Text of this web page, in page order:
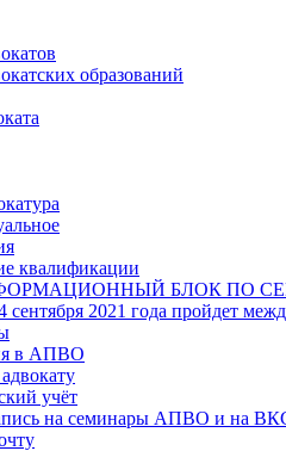
образований
квалификации
БЛОК ПО
сентября 2021 года пройдет
в АПВО
учёт
на семинары АПВО и на